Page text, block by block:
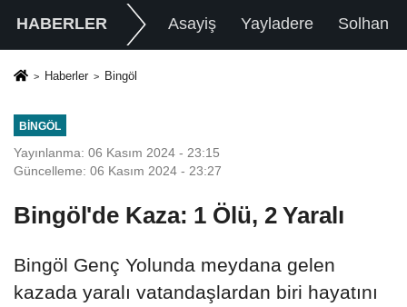
HABERLER Asayiş Yayladere Solhan
Haberler Bingöl
BINGÖL
Yayınlanma: 06 Kasım 2024 - 23:15
Güncelleme: 06 Kasım 2024 - 23:27
Bingöl'de Kaza: 1 Ölü, 2 Yaralı
Bingöl Genç Yolunda meydana gelen
kazada yaralı vatandaşlardan biri hayatını